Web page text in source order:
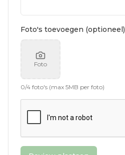
Foto's toevoegen (optioneel)
Foto
0/4 foto's (max 5MB per foto)